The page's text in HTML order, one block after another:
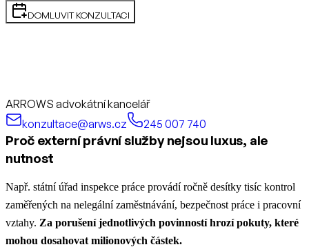
DOMLUVIT KONZULTACI
ARROWS advokátní kancelář
konzultace@arws.cz
245 007 740
Proč externí právní služby nejsou luxus, ale
nutnost
Např. státní úřad inspekce práce provádí ročně desítky tisíc kontrol
zaměřených na nelegální zaměstnávání, bezpečnost práce i pracovní
vztahy. Za porušení jednotlivých povinností hrozí pokuty, které
mohou dosahovat milionových částek.